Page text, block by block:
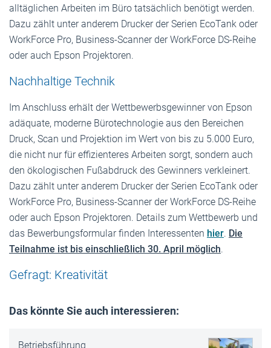
alltäglichen Arbeiten im Büro tatsächlich benötigt werden.
Dazu zählt unter anderem Drucker der Serien EcoTank oder
WorkForce Pro, Business-Scanner der WorkForce DS-Reihe
oder auch Epson Projektoren.
Nachhaltige Technik
Im Anschluss erhält der Wettbewerbsgewinner von Epson
adäquate, moderne Bürotechnologie aus den Bereichen
Druck, Scan und Projektion im Wert von bis zu 5.000 Euro,
die nicht nur für effizienteres Arbeiten sorgt, sondern auch
den ökologischen Fußabdruck des Gewinners verkleinert.
Dazu zählt unter anderem Drucker der Serien EcoTank oder
WorkForce Pro, Business-Scanner der WorkForce DS-Reihe
oder auch Epson Projektoren. Details zum Wettbewerb und
das Bewerbungsformular finden Interessenten hier. Die
Teilnahme ist bis einschließlich 30. April möglich.
Gefragt: Kreativität
Das könnte Sie auch interessieren:
Betriebsführung